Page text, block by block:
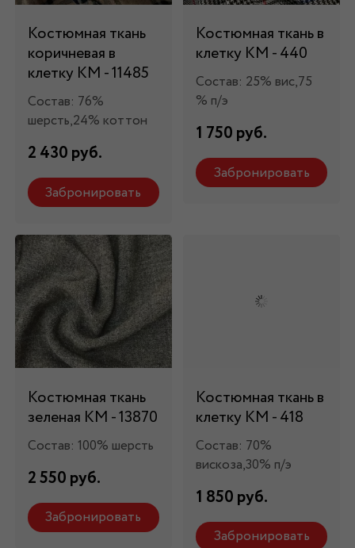
Костюмная ткань
коричневая в
клетку КМ - 11485
Состав: 76%
шерсть,24% коттон
2 430 руб.
Забронировать
Костюмная ткань в
клетку КМ - 440
Состав: 25% вис,75
% п/э
1 750 руб.
Забронировать
Костюмная ткань
зеленая КМ - 13870
Состав: 100% шерсть
2 550 руб.
Забронировать
Костюмная ткань в
клетку КМ - 418
Состав: 70%
вискоза,30% п/э
1 850 руб.
Забронировать